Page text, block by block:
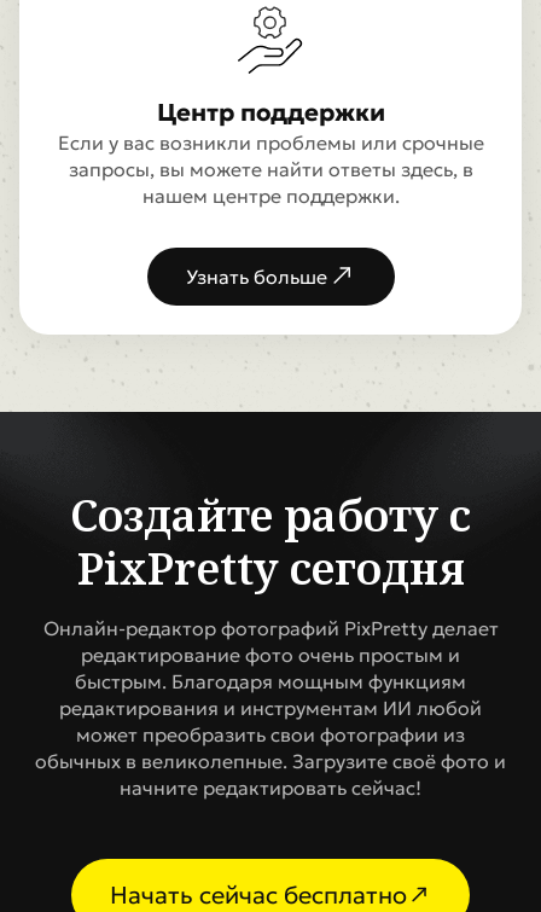
Центр поддержки
Если у вас возникли проблемы или срочные
запросы, вы можете найти ответы здесь, в
нашем центре поддержки.
Узнать больше
Создайте работу с
PixPretty сегодня
Онлайн-редактор фотографий PixPretty делает
редактирование фото очень простым и
быстрым. Благодаря мощным функциям
редактирования и инструментам ИИ любой
может преобразить свои фотографии из
обычных в великолепные. Загрузите своё фото и
начните редактировать сейчас!
Начать сейчас бесплатно